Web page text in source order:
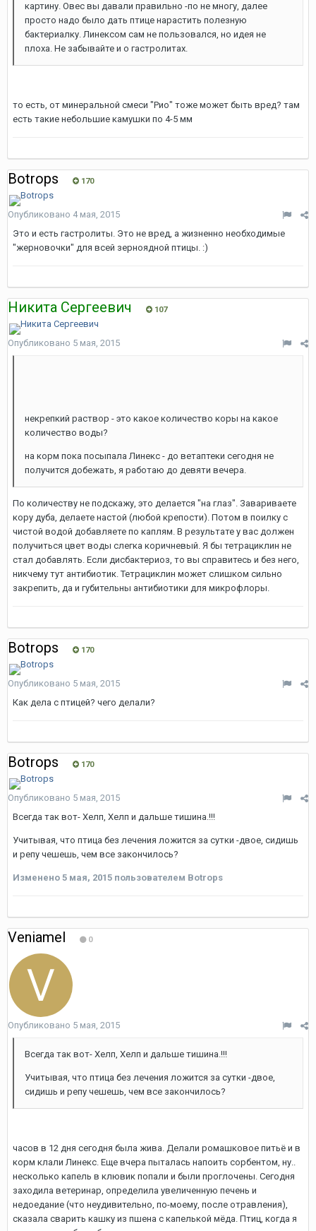
картину. Овес вы давали правильно -по не многу, далее
просто надо было дать птице нарастить полезную
бактериалку. Линексом сам не пользовался, но идея не
плоха. Не забывайте и о гастролитах.
то есть, от минеральной смеси "Рио" тоже может быть вред? там
есть такие небольшие камушки по 4-5 мм
Botrops 170
Опубликовано 4 мая, 2015
Это и есть гастролиты. Это не вред, а жизненно необходимые
"жерновочки" для всей зерноядной птицы. :)
Никита Сергеевич 107
Опубликовано 5 мая, 2015
некрепкий раствор - это какое количество коры на какое
количество воды?
на корм пока посыпала Линекс - до ветаптеки сегодня не
получится добежать, я работаю до девяти вечера.
По количеству не подскажу, это делается "на глаз". Завариваете
кору дуба, делаете настой (любой крепости). Потом в поилку с
чистой водой добавляете по каплям. В результате у вас должен
получиться цвет воды слегка коричневый. Я бы тетрациклин не
стал добавлять. Если дисбактериоз, то вы справитесь и без него,
никчему тут антибиотик. Тетрациклин может слишком сильно
закрепить, да и губительны антибиотики для микрофлоры.
Botrops 170
Опубликовано 5 мая, 2015
Как дела с птицей? чего делали?
Botrops 170
Опубликовано 5 мая, 2015
Всегда так вот- Хелп, Хелп и дальше тишина.!!!
Учитывая, что птица без лечения ложится за сутки -двое, сидишь
и репу чешешь, чем все закончилось?
Изменено 5 мая, 2015 пользователем Botrops
Veniamel 0
Опубликовано 5 мая, 2015
Всегда так вот- Хелп, Хелп и дальше тишина.!!!
Учитывая, что птица без лечения ложится за сутки -двое,
сидишь и репу чешешь, чем все закончилось?
часов в 12 дня сегодня была жива. Делали ромашковое питьё и в
корм клали Линекс. Еще вчера пыталась напоить сорбентом, ну..
несколько капель в клювик попали и были проглочены. Сегодня
заходила ветеринар, определила увеличенную печень и
недоедание (что неудивительно, по-моему, после отравления),
сказала сварить кашку из пшена с капелькой мёда. Птиц, когда я